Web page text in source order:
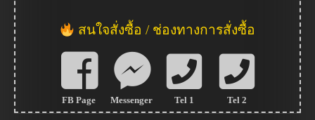
สนใจสั่งซื้อ / ช่องทางการสั่งซื้อ
FB Page Messenger Tel 1 Tel 2